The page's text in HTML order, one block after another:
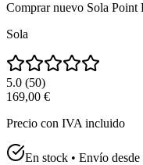
Comprar nuevo Sola
Sola
5.0 (50)
169,00 €
Precio con IVA incluido
En stock • Envío